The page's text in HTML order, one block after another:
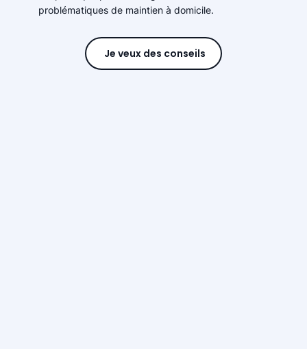
problématiques de maintien à domicile.
Je veux des conseils